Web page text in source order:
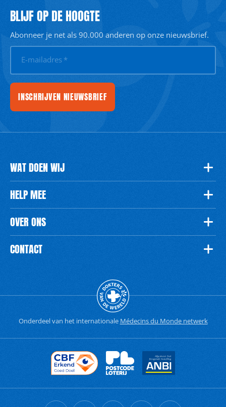
BLIJF OP DE HOOGTE
Abonneer je net als 90.000 anderen op onze nieuwsbrief.
E-mailadres *
INSCHRIJVEN NIEUWSBRIEF
WAT DOEN WIJ
HELP MEE
OVER ONS
CONTACT
Onderdeel van het internationale Médecins du Monde netwerk